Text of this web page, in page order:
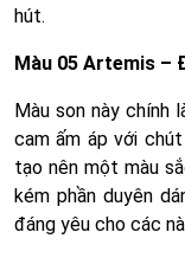
hút.
Màu 05 Artemis –
Màu son này chính
cam ấm áp với
tạo nên một màu
kém phần duyên
đáng yêu cho các